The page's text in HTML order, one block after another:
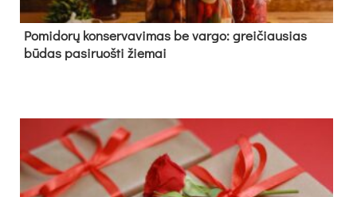
Pomidorų konservavimas be vargo: greičiausias
būdas pasiruošti žiemai